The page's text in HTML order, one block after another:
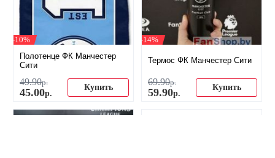
-10%
Полотенце ФК Манчестер
Сити
49.90р.
45.00р.
Купить
-14%
Термос ФК Манчестер Сити
69.90р.
59.90р.
Купить